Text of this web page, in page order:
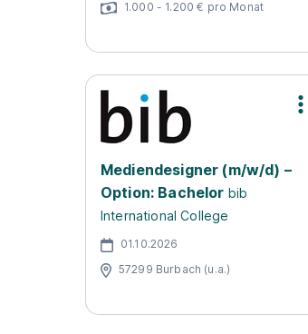
1.000 - 1.200 € pro Monat
Mediendesigner (m/w/d) –
Option: Bachelor bib
International College
01.10.2026
57299 Burbach (u.a.)